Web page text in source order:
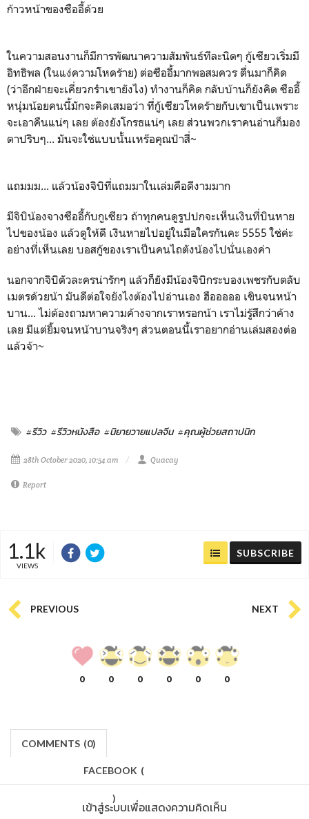
ก้าวหน้าของซืออี้ด้วย
ในความสอนงานก็มีการพัฒนาความสัมพันธ์ทีละนิดๆ กู้เซียวเริ่มมี
อิทธิพล (ในแง่ความโหดร้าย) ต่อซืออี้มากพอสมควร ตื่นมาก็คิด
(ว่าอีกฝ่ายจะเคี่ยวกรำเขายังไง) ทำงานก็คิด กลับบ้านก็ยังคิด ซืออี้
หนุ่มน้อยคนนี้มักจะคิดเสมอว่า ที่กู้เซียวโหดร้ายกับเขาเป็นเพราะ
จะเอาคืนแน่ๆ เลย ต้องยังโกรธแน่ๆ เลย ส่วนพวกเราคนอ่านก็มอง
ตาปริบๆ... มันจะใช่แบบนั้นเหร๊อคุณป้าสี่~
แถมมม... แล้วน้องจิบิที่แถมมาในเล่มคือดีงามมาก
มีจิบิน้องจางซืออี้กับกูเซียว ถ้าทุกคนดูรูปปกจะเห็นเงินที่บินหาย
ไปของน้อง แล้วดูให้ดี เงินหายไปอยู่ในมือใครกันคะ 5555 ใช่ค่ะ
อย่างที่เห็นเลย บอสกู้ของเราเป็นคนไถตังน้องไปนั่นเองค่า
นอกจากจิบิตัวละครน่ารักๆ แล้วก็ยังมีน้องจิบิกระบองเพชรกับตลับ
เมตรด้วยน้า มันดีต่อใจยังไงต้องไปอ่านเอง ฮือออออ เขินจนหน้า
บาน... ไม่ต้องถามหาความค้างจากเราหรอกน้า เราไม่รู้สึกว่าค้าง
เลย มีแต่ยิ้มจนหน้าบานจริงๆ ส่วนตอนนี้เราอยากอ่านเล่มสองต่อ
แล้วจ้า~
#รีวิว #รีวิวหนังสือ #นิยายวายแปลจีน #คุณผู้ช่วยสถาปนิก
28th October 2020, 10:54 am Quacay
Report
1.1k
VIEWS
SUBSCRIBE
PREVIOUS NEXT
0 0 0 0 0 0
COMMENTS (0)
FACEBOOK (
)
เข้าสู่ระบบเพื่อแสดงความคิดเห็น